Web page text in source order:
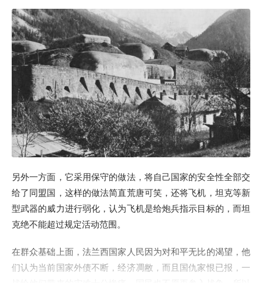
另外一方面，它采用保守的做法，将自己国家的安全性全部交
给了同盟国，这样的做法简直荒唐可笑，还将飞机，坦克等新
型武器的威力进行弱化，认为飞机是给炮兵指示目标的，而坦
克绝不能超过规定活动范围。
在群众基础上面，法兰西国家人民因为对和平无比的渴望，他
们认为当前国家外债不断，经济凋敝，而且国仇家恨已报，一